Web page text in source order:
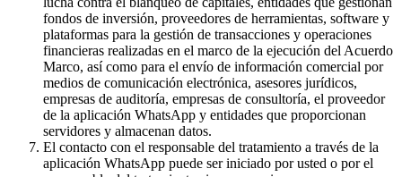
fondos de inversión, proveedores de herramientas, software y
plataformas para la gestión de transacciones y operaciones
financieras realizadas en el marco de la ejecución del Acuerdo
Marco, así como para el envío de información comercial por
medios de comunicación electrónica, asesores jurídicos,
empresas de auditoría, empresas de consultoría, el proveedor
de la aplicación WhatsApp y entidades que proporcionan
servidores y almacenan datos.
El contacto con el responsable del tratamiento a través de la
aplicación WhatsApp puede ser iniciado por usted o por el